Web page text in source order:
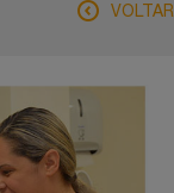
VOLTAR